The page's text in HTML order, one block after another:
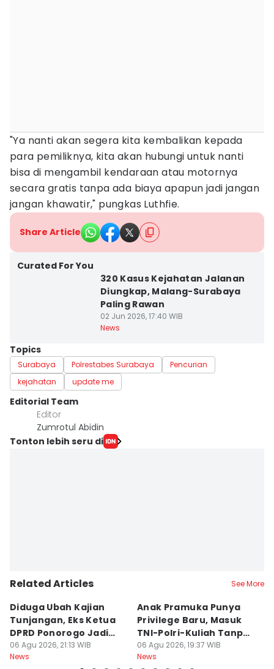
"Ya nanti akan segera kita kembalikan kepada
para pemiliknya, kita akan hubungi untuk nanti
bisa di mengambil kendaraan atau motornya
secara gratis tanpa ada biaya apapun jadi jangan
jangan khawatir," pungkas Luthfie.
Share Article
Curated For You
320 Kasus Kejahatan Jalanan
Diungkap, Malang-Surabaya
Paling Rawan
02 Jun 2026, 17:40 WIB
News
Topics
Surabaya Polrestabes Surabaya
Pencurian
kejahatan
update me
Editorial Team
Editor
Zumrotul Abidin
Tonton lebih seru di
Related Articles See More
Diduga Ubah Kajian
Tunjangan, Eks Ketua
DPRD Ponorogo Jadi
Tersangka
06 Agu 2026, 21:13 WIB
News
Anak Pramuka Punya
Privilege Baru, Masuk
TNI-Polri-Kuliah Tanpa
Tes
06 Agu 2026, 19:37 WIB
News